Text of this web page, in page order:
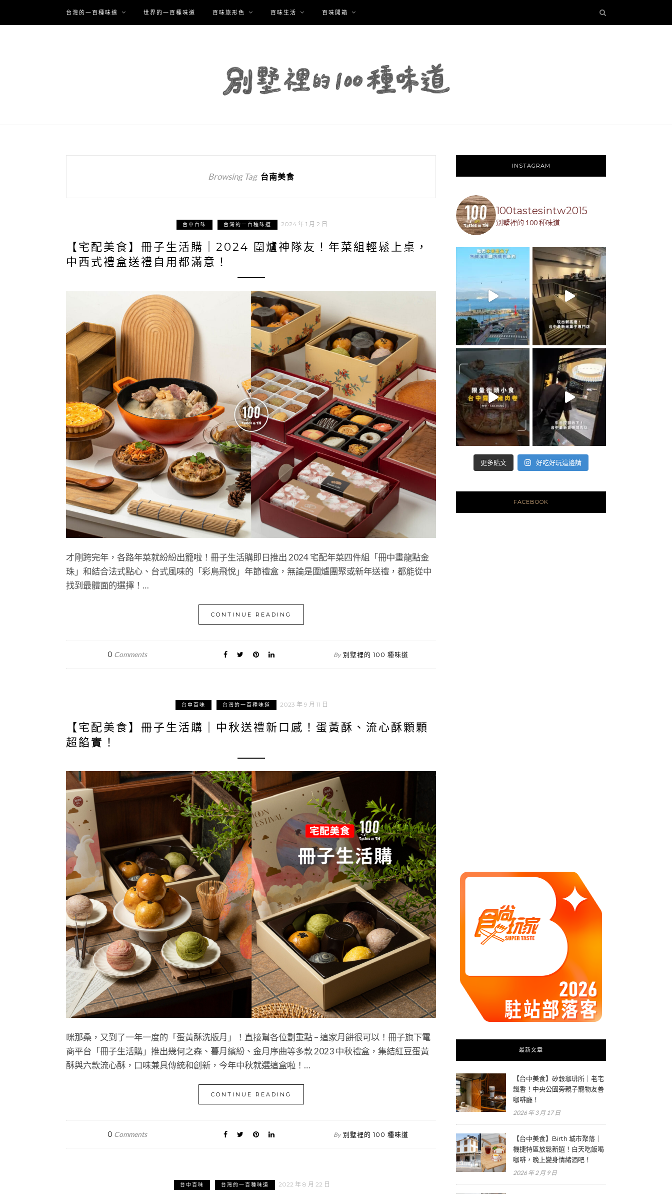
台灣的一百種味道 世界的一百種味道 百味旅形色 百味生活 百味開箱
Browsing Tag 台南美食
台中百味 台灣的一百種味道 2024 年 1 月 2 日
【宅配美食】冊子生活購｜2024 圍爐神隊友！年菜組輕鬆上桌，
中西式禮盒送禮自用都滿意！
才剛跨完年，各路年菜就紛紛出籠啦！冊子生活購即日推出 2024 宅配年菜四件組「冊中畫龍點金
珠」和結合法式點心、台式風味的「彩鳥飛悅」年節禮盒，無論是圍爐團聚或新年送禮，都能從中
找到最體面的選擇！…
CONTINUE READING
0 Comments By 別墅裡的 100 種味道
台中百味 台灣的一百種味道 2023 年 9 月 11 日
【宅配美食】冊子生活購｜中秋送禮新口感！蛋黃酥、流心酥顆顆
超餡實！
咪那桑，又到了一年一度的「蛋黃酥洗版月」！直接幫各位劃重點 – 這家月餅很可以！冊子旗下電
商平台「冊子生活購」推出幾何之森、暮月繽紛、金月序曲等多款 2023 中秋禮盒，集結紅豆蛋黃
酥與六款流心酥，口味兼具傳統和創新，今年中秋就選這盒啦！…
CONTINUE READING
0 Comments By 別墅裡的 100 種味道
台中百味 台灣的一百種味道 2022 年 8 月 22 日
INSTAGRAM
100tastesintw2015
別墅裡的 100 種味道
更多貼文 好吃好玩這邊請
FACEBOOK
最新文章
【台中美食】矽穀珈琲所｜老宅
飄香！中央公園旁親子寵物友善
咖啡廳！
2026 年 3 月 17 日
【台中美食】Birth 城市聚落｜
機捷特區放鬆新選！白天吃飯喝
咖啡，晚上變身情緒酒吧！
2026 年 2 月 9 日